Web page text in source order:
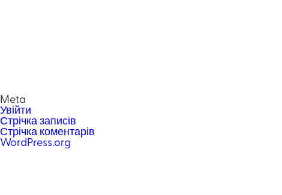
Meta
Увійти
Стрічка записів
Стрічка коментарів
WordPress.org